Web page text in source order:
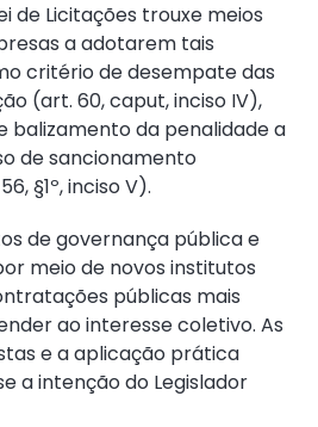
de Licitações trouxe meios
a adotarem tais
critério de desempate das
(art. 60, caput, inciso IV),
balizamento da penalidade a
de sancionamento
§1º, inciso V).
de governança pública e
meio de novos institutos
públicas mais
ao interesse coletivo. As
e a aplicação prática
a intenção do Legislador